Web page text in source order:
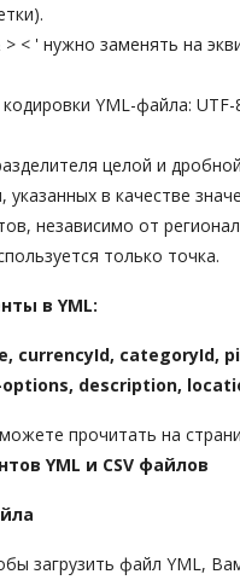
< ' нужно заменять на
YML-файла:
целой и
указанных в качестве
независимо от
только точка.
в YML:
currencyId, categoryId,
description,
прочитать на
YML и CSV файлов
загрузить файл YML,